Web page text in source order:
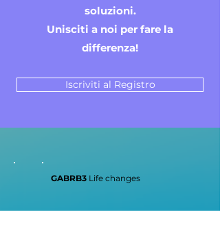
soluzioni.
Unisciti a noi per fare la
differenza!
Iscriviti al Registro
GABRB3 Life changes